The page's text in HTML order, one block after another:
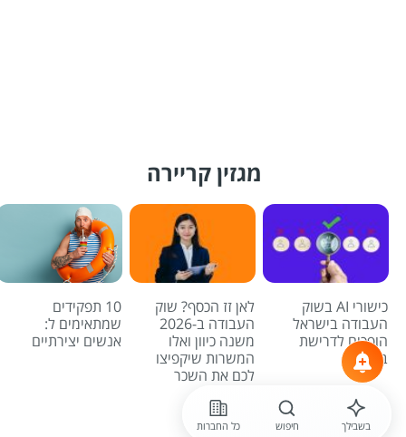
מגזין קריירה
כישורי AI בשוק
העבודה בישראל
הופכים לדרישת
בסיס
לאן זז הכסף? שוק
העבודה ב-2026
משנה כיוון ואלו
המשרות שיקפיצו
לכם את השכר
10 תפקידים
שמתאימים ל:
אנשים יצירתיים
לכל הכתבות
בשבילך חיפוש כל החברות